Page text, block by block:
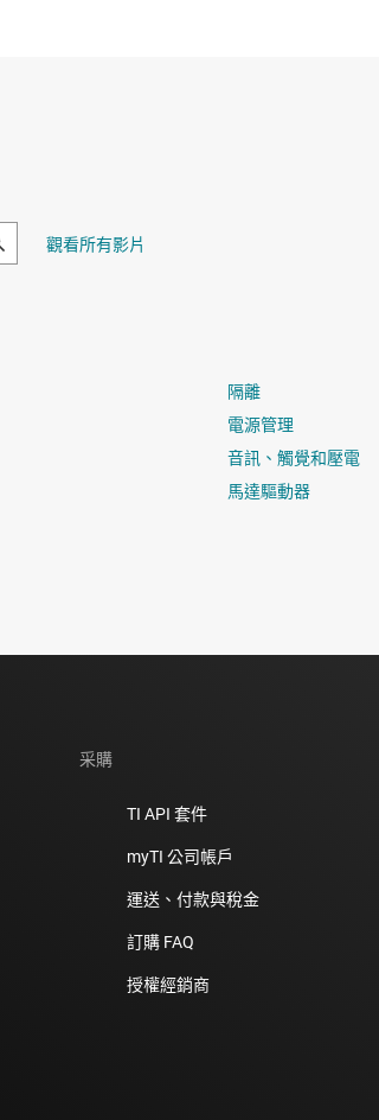
觀看所有影片
隔離
電源管理
音訊、觸覺和壓電
馬達驅動器
采購
TI API 套件
myTI 公司帳戶
運送、付款與稅金
訂購 FAQ
授權經銷商